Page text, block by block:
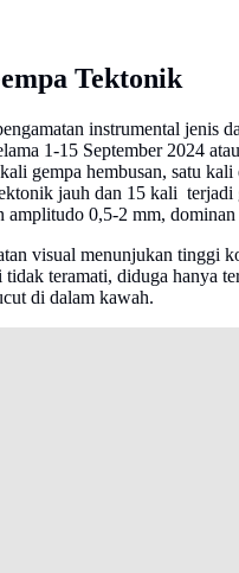
Tektonik
instrumental jenis
1-15 September 2024
gempa hembusan, satu
jauh dan 15 kali terjadi
amplitudo 0,5-2 mm,
visual menunjukan tinggi
tidak teramati, diduga hanya
di dalam kawah.